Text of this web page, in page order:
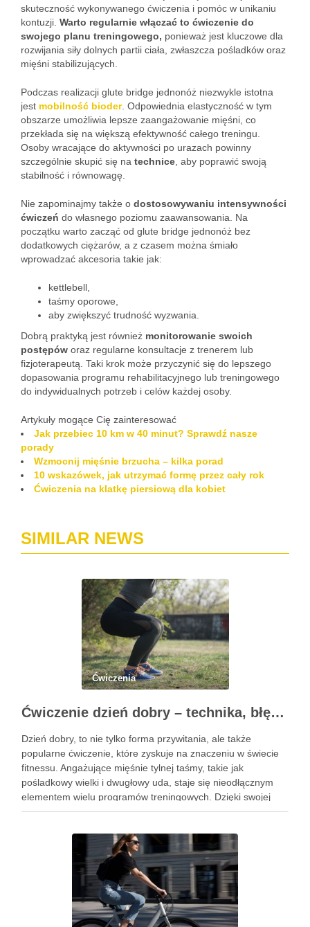
skuteczność wykonywanego ćwiczenia i pomóc w unikaniu
kontuzji. Warto regularnie włączać to ćwiczenie do
swojego planu treningowego, ponieważ jest kluczowe dla
rozwijania siły dolnych partii ciała, zwłaszcza pośladków oraz
mięśni stabilizujących.
Podczas realizacji glute bridge jednonóż niezwykle istotna
jest mobilność bioder. Odpowiednia elastyczność w tym
obszarze umożliwia lepsze zaangażowanie mięśni, co
przekłada się na większą efektywność całego treningu.
Osoby wracające do aktywności po urazach powinny
szczególnie skupić się na technice , aby poprawić swoją
stabilność i równowagę.
Nie zapominajmy także o dostosowywaniu intensywności
ćwiczeń do własnego poziomu zaawansowania. Na
początku warto zacząć od glute bridge jednonóż bez
dodatkowych ciężarów, a z czasem można śmiało
wprowadzać akcesoria takie jak:
kettlebell,
taśmy oporowe,
aby zwiększyć trudność wyzwania.
Dobrą praktyką jest również monitorowanie swoich
postępów oraz regularne konsultacje z trenerem lub
fizjoterapeutą. Taki krok może przyczynić się do lepszego
dopasowania programu rehabilitacyjnego lub treningowego
do indywidualnych potrzeb i celów każdej osoby.
Artykuły mogące Cię zainteresować
Jak przebiec 10 km w 40 minut? Sprawdź nasze
porady
Wzmocnij mięśnie brzucha – kilka porad
10 wskazówek, jak utrzymać formę przez cały rok
Ćwiczenia na klatkę piersiową dla kobiet
SIMILAR NEWS
Ćwiczenia
Ćwiczenie dzień dobry – technika, błędy i korzyści zdrowotne
Dzień dobry, to nie tylko forma przywitania, ale także
popularne ćwiczenie, które zyskuje na znaczeniu w świecie
fitnessu. Angażujące mięśnie tylnej taśmy, takie jak
pośladkowy wielki i dwugłowy uda, staje się nieodłącznym
elementem wielu programów treningowych. Dzięki swojej
złożoności, ćwiczenie to pozwala na rozwijanie siły oraz